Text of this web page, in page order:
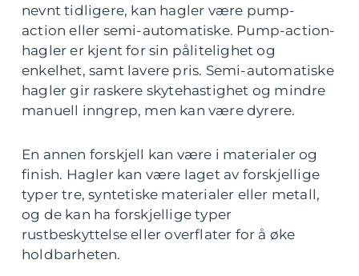
nevnt tidligere, kan hagler være pump-
action eller semi-automatiske. Pump-action-
hagler er kjent for sin pålitelighet og
enkelhet, samt lavere pris. Semi-automatiske
hagler gir raskere skytehastighet og mindre
manuell inngrep, men kan være dyrere.
En annen forskjell kan være i materialer og
finish. Hagler kan være laget av forskjellige
typer tre, syntetiske materialer eller metall,
og de kan ha forskjellige typer
rustbeskyttelse eller overflater for å øke
holdbarheten.